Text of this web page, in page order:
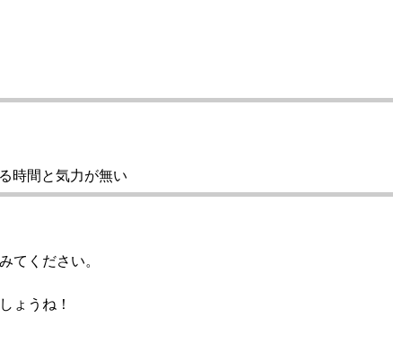
時間と気力が無い
てください。
ょうね！